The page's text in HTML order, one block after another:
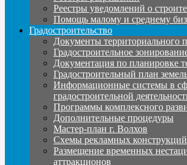
Реестры уведомлений о
Помощь малому и среднему
Градостроительство
Документы территориального
Градостроительное
Документация по планировке
Градостроительный план
Информационные системы в
градостроительной
Программы комплексного
Дополнительные процедуры
Мастер-план г. Волхов
Схемы рекламных конструкций
Размещение временных
аттракционов